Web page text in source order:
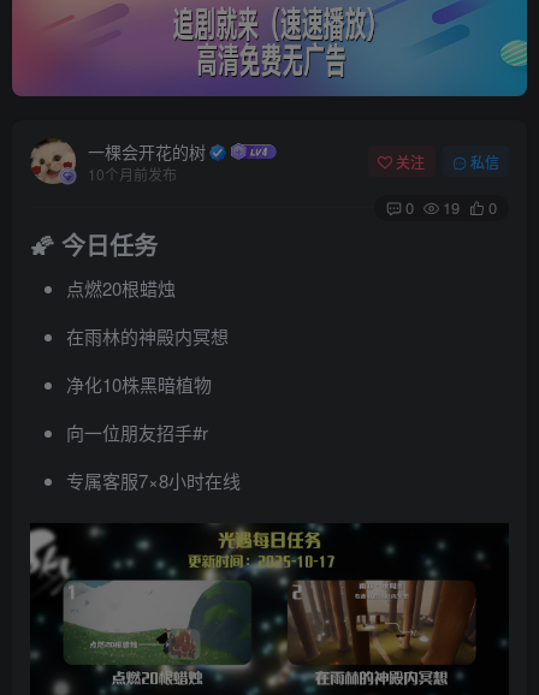
一棵会开花的树
10个月前发布
关注 私信
0 19 0
🌠 今日任务
点燃20根蜡烛
在雨林的神殿内冥想
净化10株黑暗植物
向一位朋友招手#r
专属客服7×8小时在线